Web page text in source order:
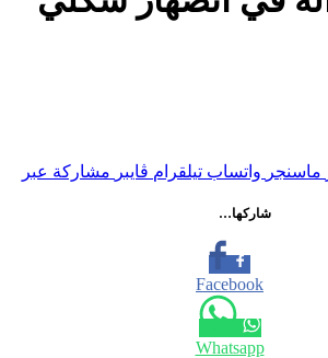
ماسنجر واتساب تيلقرام ڤايبر مشاركة عبر
شاركها…
Facebook
Whatsapp